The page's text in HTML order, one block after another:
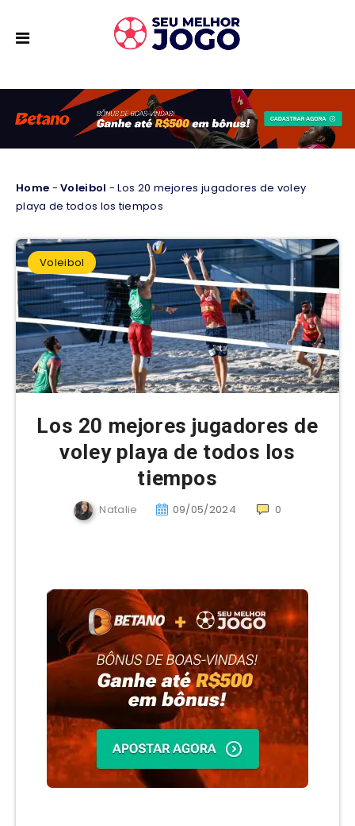
Home -Voleibol -Los 20 mejores jugadores de voley
playa de todos los tiempos
Voleibol
Los 20 mejores jugadores de
voley playa de todos los
tiempos
Natalie 09/05/2024 0